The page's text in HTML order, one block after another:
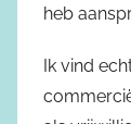
heb
Ik vind